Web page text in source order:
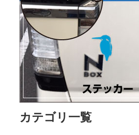
カテゴリ一覧